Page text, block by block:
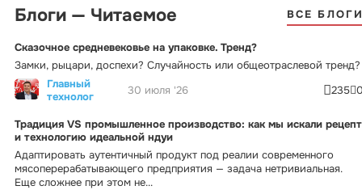
Блоги — Читаемое ВСЕ
Сказочное средневековье на упаковке. Тренд?
Замки, рыцари, доспехи? Случайность или общеотраслевой тренд?
Главный
технолог
30 июля '26 235
Традиция VS промышленное производство: как мы искали рецепт
и технологию идеальной ндуи
Адаптировать аутентичный продукт под реалии современного
мясоперерабатывающего предприятия — задача нетривиальная.
Еще сложнее при этом не...